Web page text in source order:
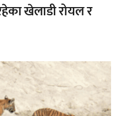
खेलाडी रोयल र